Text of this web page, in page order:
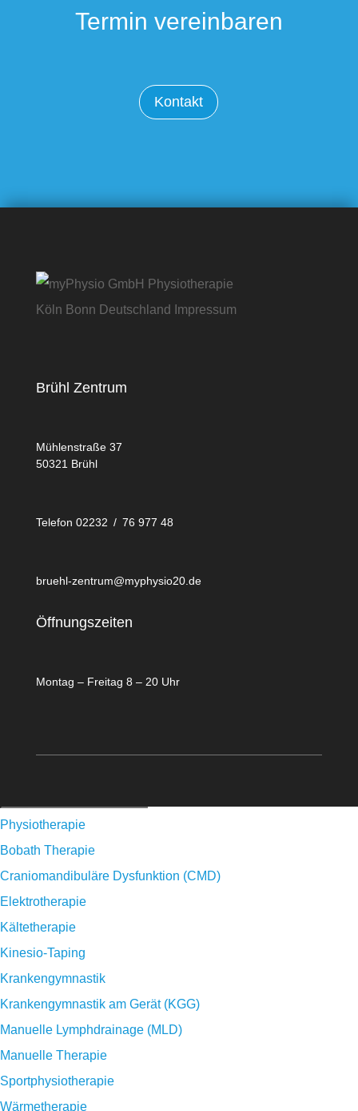
Termin vereinbaren
Kontakt
Brühl Zentrum
Mühlenstraße 37
50321 Brühl
Telefon 02232 / 76 977 48
bruehl-zentrum@myphysio20.de
Öffnungszeiten
Montag – Freitag 8 – 20 Uhr
Physiotherapie
Bobath Therapie
Craniomandibuläre Dysfunktion (CMD)
Elektrotherapie
Kältetherapie
Kinesio-Taping
Krankengymnastik
Krankengymnastik am Gerät (KGG)
Manuelle Lymphdrainage (MLD)
Manuelle Therapie
Sportphysiotherapie
Wärmetherapie